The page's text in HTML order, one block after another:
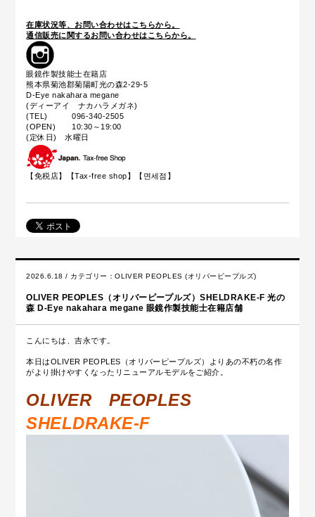
在庫状況等、お問い合わせはこちらから。
通信販売に関するお問い合わせはこちらから。
眼鏡作製技能士在籍店
熊本県菊池郡菊陽町光の森2-29-5
D-Eye nakahara megane
(ディーアイ ナカハラメガネ)
(TEL) 096-340-2505
(OPEN) 10:30～19:00
(定休日) 水曜日
【免税店】【Tax-free shop】【면세점】
2026.6.18 / カテゴリー：OLIVER PEOPLES (オリバーピープルズ)
OLIVER PEOPLES（オリバーピープルズ）SHELDRAKE-F 光の
森 D-Eye nakahara megane 眼鏡作製技能士在籍店舗
こんにちは、吉永です。
本日はOLIVER PEOPLES（オリバーピープルズ）よりあの不朽の名作
がより掛けやすくなったリニューアルモデルをご紹介。
OLIVER PEOPLES
SHELDRAKE-F